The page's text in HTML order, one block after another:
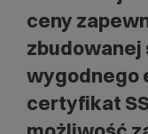
ceny
zbudowanej
wygodnego
certyfikat